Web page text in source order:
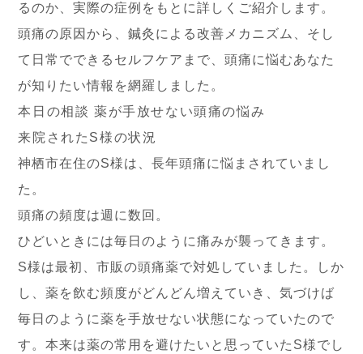
るのか、実際の症例をもとに詳しくご紹介します。
頭痛の原因から、鍼灸による改善メカニズム、そし
て日常でできるセルフケアまで、頭痛に悩むあなた
が知りたい情報を網羅しました。
本日の相談 薬が手放せない頭痛の悩み
来院されたS様の状況
神栖市在住のS様は、長年頭痛に悩まされていまし
た。
頭痛の頻度は週に数回。
ひどいときには毎日のように痛みが襲ってきます。
S様は最初、市販の頭痛薬で対処していました。しか
し、薬を飲む頻度がどんどん増えていき、気づけば
毎日のように薬を手放せない状態になっていたので
す。本来は薬の常用を避けたいと思っていたS様でし